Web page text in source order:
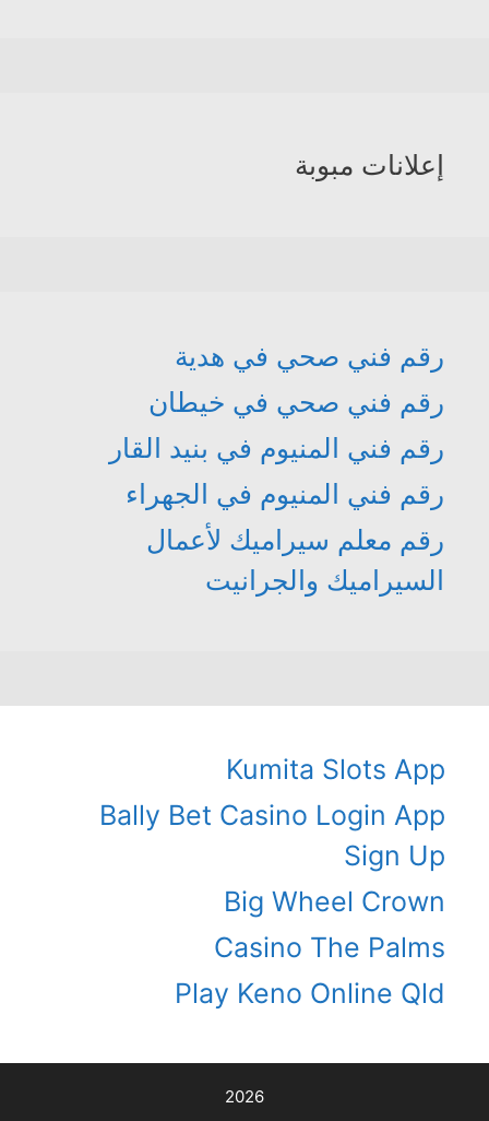
إعلانات مبوبة
رقم فني صحي في هدية
رقم فني صحي في خيطان
رقم فني المنيوم في بنيد القار
رقم فني المنيوم في الجهراء
رقم معلم سيراميك لأعمال
السيراميك والجرانيت
Kumita Slots App
Bally Bet Casino Login App
Sign Up
Big Wheel Crown
Casino The Palms
Play Keno Online Qld
2026